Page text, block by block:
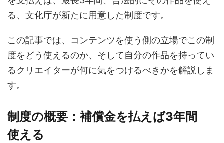
る、文化庁が新たに用意した制度です。
この記事では、コンテンツを使う側の立場でこの制
度をどう使えるのか、そして自分の作品を持ってい
るクリエイターが何に気をつけるべきかを解説しま
す。
制度の概要：補償金を払えば3年間
使える